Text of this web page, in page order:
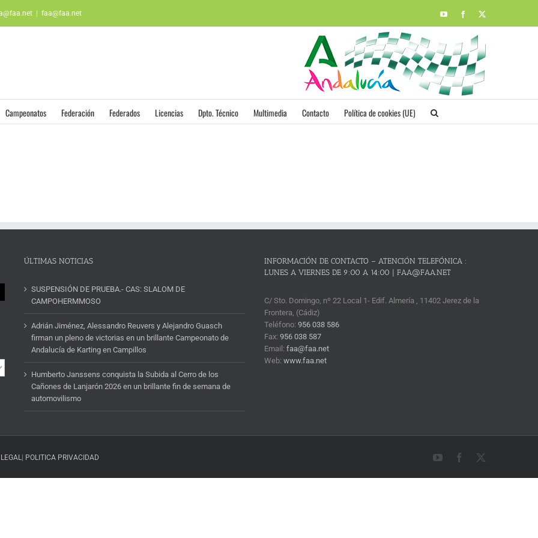
faa@faa.net YouTubeFacebook
Campeonatos Federación Federados Licencias Dpto. Técnico Multimedia Contacto Política de cookies (UE)
ÚLTIMAS NOTICIAS
SUSPENSIÓN DE PRUEBA.- CAS: SLALOM DE
CAMPOHERMMOSO
Adrián Jiménez, Alessandro Reuvers y Alejandro Guasch
firman un pleno de victorias en un brillante Campeonato de
Andalucía de Karting en Campillos
Humberto Janssens conquista la Subida al Cerro de los
Cañones de Lanjarón 2026 en un brillante fin de semana de
automovilismo
INFORMACIÓN DE CONTACTO – ATENCIÓN TELEFÓNICA :
LUNES A VIERNES DE 9:00 A 14:00 | FAA@FAA.NET
C/ Sto. Domingo, nº 22 Local 1- Edif. Almería , 11402 Jerez de la
Frontera, (Cádiz)
Teléfono:956 038 586
Fax:956 038 587
Email:faa@faa.net
Web:www.faa.net
POLITICA PRIVACIDAD YouTubeFacebook